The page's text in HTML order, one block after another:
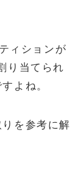
ィションが
り当てられ
よね。
を参考に解